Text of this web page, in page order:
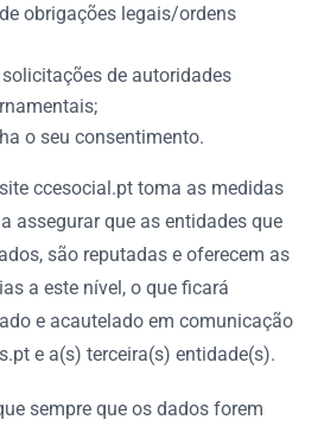
obrigações legais/ordens
de autoridades
o seu consentimento.
ccesocial.pt toma as medidas
assegurar que as entidades que
são reputadas e oferecem as
a este nível, o que ficará
e acautelado em comunicação
e a(s) terceira(s) entidade(s).
sempre que os dados forem